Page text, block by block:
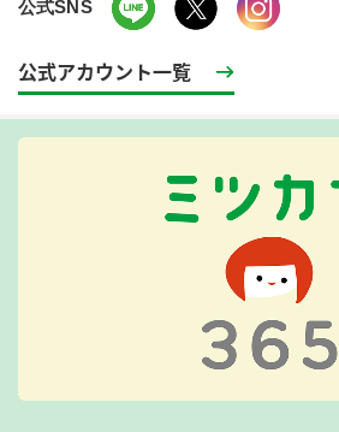
公式SNS
公式アカウント一覧